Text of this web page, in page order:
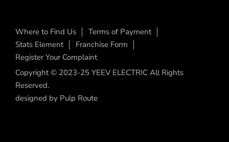
Where to Find Us
Terms of Payment
Stats Element
Franchise Form
Register Your Complaint
Copyright © 2023-25 YEEV ELECTRIC All Rights
Reserved.
designed by Pulp Route